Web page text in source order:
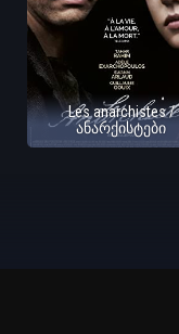
Les anarchistes /
ანარქისტები